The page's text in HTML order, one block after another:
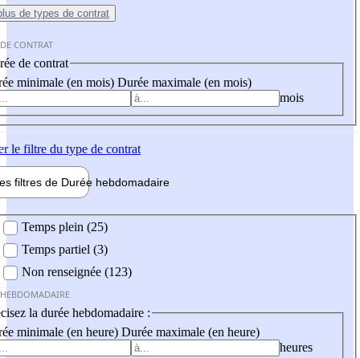
de types de contrat
CONTRAT
de contrat
minimale (en mois) Durée maximale (en mois)
mois
le filtre du type de contrat
filtres de Durée hebdomadaire
Temps plein (25)
Temps partiel (3)
Non renseignée (123)
la durée hebdomadaire :
minimale (en heure) Durée maximale (en heure)
heures